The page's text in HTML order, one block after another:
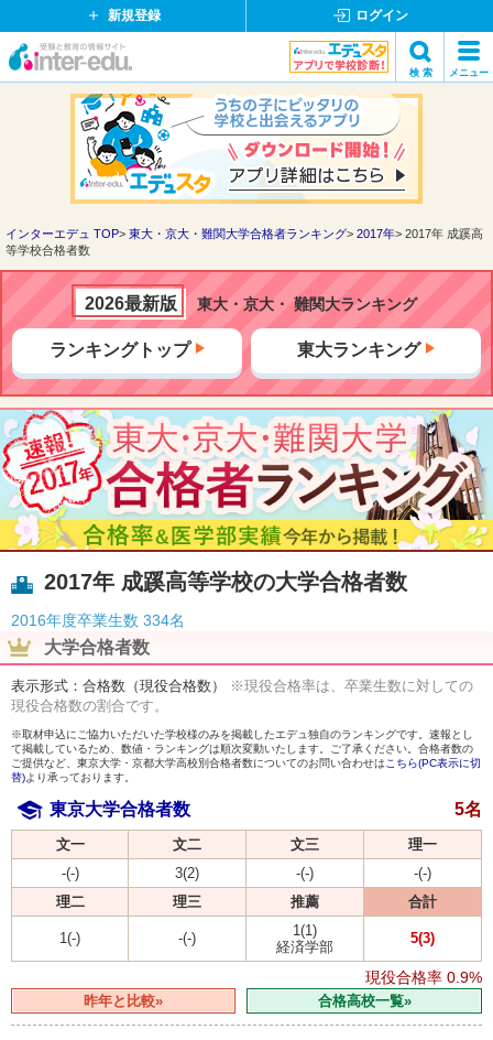
新規登録 ログイン
イ
ド
ッ
ト
検 索 メニュー
検索
インターエデュ TOP 東大・京大・難関大学合格者ランキング 2017年
2017年 成蹊高
等学校合格者数
2026最新版 東大・京大・ 難関大ランキング
ランキングトップ 東大ランキング
2017年 成蹊高等学校の大学合格者数
2016年度卒業生数 334名
大学合格者数
表示形式：合格数（現役合格数）
※現役合格率は、卒業生数に対しての
現役合格数の割合です。
※取材申込にご協力いただいた学校様のみを掲載したエデュ独自のランキングです。速報とし
て掲載しているため、数値・ランキングは順次変動いたします。ご了承ください。合格者数の
ご提供など、東京大学・京都大学高校別合格者数についてのお問い合わせは こちら(PC表示に切
替)より承っております。
東京大学合格者数 5名
文一 文二 文三
理一
-(-)
3(2) -(-)
-(-)
理二
理三 推薦 合計
1(-) -(-)
1(1)
経済学部
5(3)
現役合格率 0.9%
昨年と比較» 合格高校一覧»